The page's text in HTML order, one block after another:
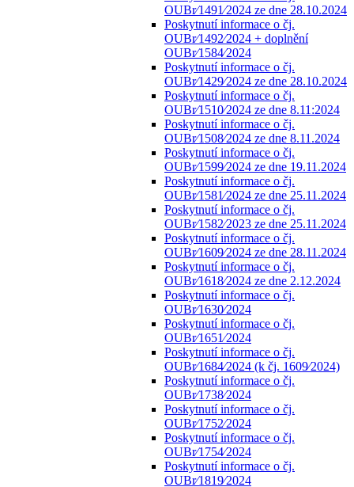
OUBr⁄1491⁄2024 ze dne 28.10.2024
Poskytnutí informace o čj.
OUBr⁄1492⁄2024 + doplnění
OUBr⁄1584⁄2024
Poskytnutí informace o čj.
OUBr⁄1429⁄2024 ze dne 28.10.2024
Poskytnutí informace o čj.
OUBr⁄1510⁄2024 ze dne 8.11:2024
Poskytnutí informace o čj.
OUBr⁄1508⁄2024 ze dne 8.11.2024
Poskytnutí informace o čj.
OUBr⁄1599⁄2024 ze dne 19.11.2024
Poskytnutí informace o čj.
OUBr⁄1581⁄2024 ze dne 25.11.2024
Poskytnutí informace o čj.
OUBr⁄1582⁄2023 ze dne 25.11.2024
Poskytnutí informace o čj.
OUBr⁄1609⁄2024 ze dne 28.11.2024
Poskytnutí informace o čj.
OUBr⁄1618⁄2024 ze dne 2.12.2024
Poskytnutí informace o čj.
OUBr⁄1630⁄2024
Poskytnutí informace o čj.
OUBr⁄1651⁄2024
Poskytnutí informace o čj.
OUBr⁄1684⁄2024 (k čj. 1609⁄2024)
Poskytnutí informace o čj.
OUBr⁄1738⁄2024
Poskytnutí informace o čj.
OUBr⁄1752⁄2024
Poskytnutí informace o čj.
OUBr⁄1754⁄2024
Poskytnutí informace o čj.
OUBr⁄1819⁄2024